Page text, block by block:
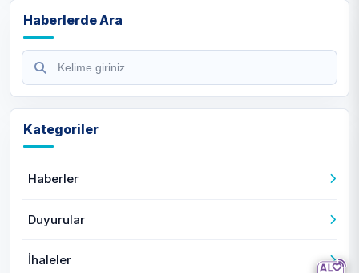
Haberlerde Ara
Kategoriler
Haberler
Duyurular
İhaleler